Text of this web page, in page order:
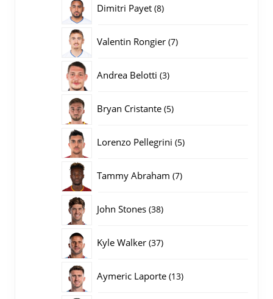
Dimitri Payet 88
Valentin Rongier 77
Andrea Belotti 33
Bryan Cristante 55
Lorenzo Pellegrini 55
Tammy Abraham 77
John Stones 3838
Kyle Walker 3737
Aymeric Laporte 1313